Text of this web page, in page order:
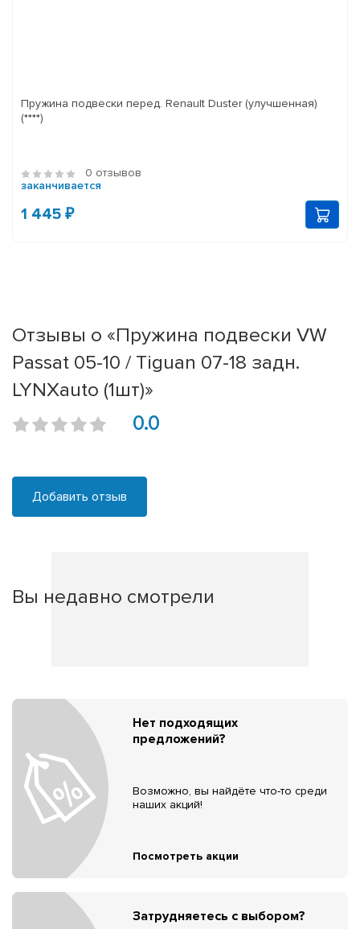
Пружина подвески перед. Renault Duster (улучшенная)
(****)
0 отзывов
заканчивается
1 445 ₽
Отзывы о «Пружина подвески VW
Passat 05-10 / Tiguan 07-18 задн.
LYNXauto (1шт)»
0.0
Добавить отзыв
Вы недавно смотрели
Нет подходящих
предложений?
Возможно, вы найдёте что-то среди
наших акций!
Посмотреть акции
Затрудняетесь с выбором?